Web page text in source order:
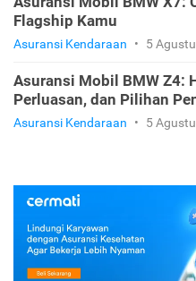
Flagship Kamu
Asuransi Kendaraan • 5
Asuransi Mobil BMW Z4:
Perluasan, dan Pilihan
Asuransi Kendaraan • 5